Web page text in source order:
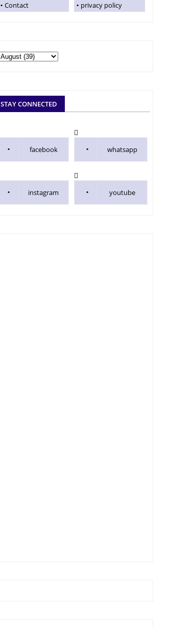
Contact
privacy policy
STAY CONNECTED
facebook whatsapp
instagram youtube